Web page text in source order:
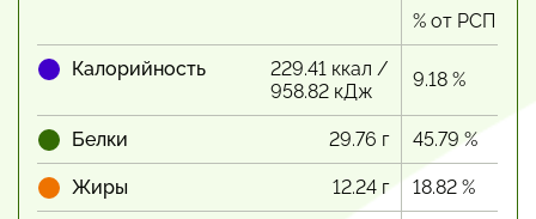
% от РСП
Калорийность
229.41 ккал /
958.82 кДж
9.18 %
Белки 29.76 г 45.79 %
Жиры 12.24 г 18.82 %